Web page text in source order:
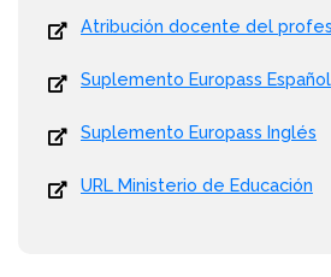
Atribución docente del
Suplemento Europass Español
Suplemento Europass Inglés
URL Ministerio de Educación